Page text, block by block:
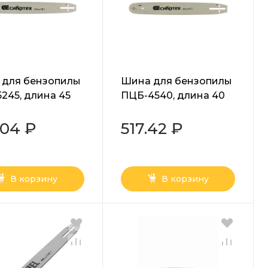
бензопилы
длина 45
звена
₽
В корзину
Шина для бензопилы
ПЦБ-4540, длина 40
1.5 мм, 64 звена
517.42 ₽
В корзину